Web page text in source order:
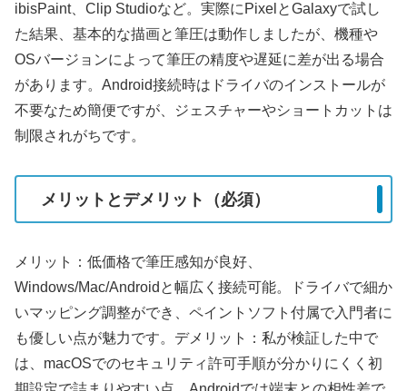
ibisPaint、Clip Studioなど。実際にPixelとGalaxyで試し
た結果、基本的な描画と筆圧は動作しましたが、機種や
OSバージョンによって筆圧の精度や遅延に差が出る場合
があります。Android接続時はドライバのインストールが
不要なため簡便ですが、ジェスチャーやショートカットは
制限されがちです。
メリットとデメリット（必須）
メリット：低価格で筆圧感知が良好、
Windows/Mac/Androidと幅広く接続可能。ドライバで細か
いマッピング調整ができ、ペイントソフト付属で入門者に
も優しい点が魅力です。デメリット：私が検証した中で
は、macOSでのセキュリティ許可手順が分かりにくく初